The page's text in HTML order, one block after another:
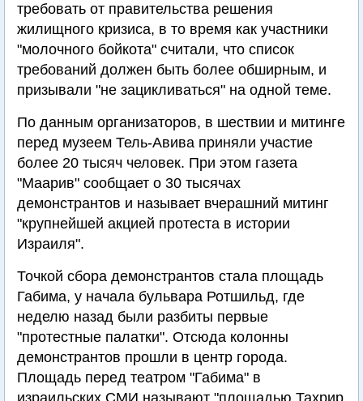
требовать от правительства решения
жилищного кризиса, в то время как участники
"молочного бойкота" считали, что список
требований должен быть более обширным, и
призывали "не зацикливаться" на одной теме.
По данным организаторов, в шествии и митинге
перед музеем Тель-Авива приняли участие
более 20 тысяч человек. При этом газета
"Маарив" сообщает о 30 тысячах
демонстрантов и называет вчерашний митинг
"крупнейшей акцией протеста в истории
Израиля".
Точкой сбора демонстрантов стала площадь
Габима, у начала бульвара Ротшильд, где
неделю назад были разбиты первые
"протестные палатки". Отсюда колонны
демонстрантов прошли в центр города.
Площадь перед театром "Габима" в
израильских СМИ называют "площадью Тахрир